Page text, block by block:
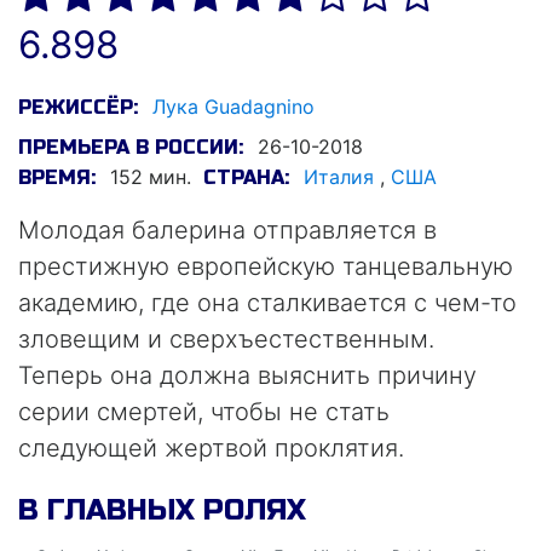
6.898
РЕЖИССЁР: Лука Guadagnino
ПРЕМЬЕРА В РОССИИ: 26-10-2018
ВРЕМЯ: 152 мин. СТРАНА: Италия , США
Молодая балерина отправляется в
престижную европейскую танцевальную
академию, где она сталкивается с чем-то
зловещим и сверхъестественным.
Теперь она должна выяснить причину
серии смертей, чтобы не стать
следующей жертвой проклятия.
В ГЛАВНЫХ РОЛЯХ